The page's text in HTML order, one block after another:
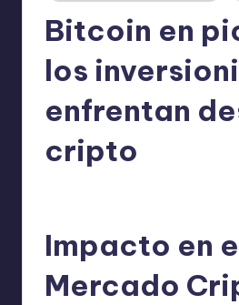
Bitcoin en
los
enfrentan
cripto
Impacto en
Mercado